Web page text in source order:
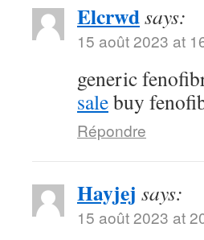
Elcrwdsays:
15 août 2023 at
generic
salebuy
Répondre
Hayjej says:
15 août 2023 at